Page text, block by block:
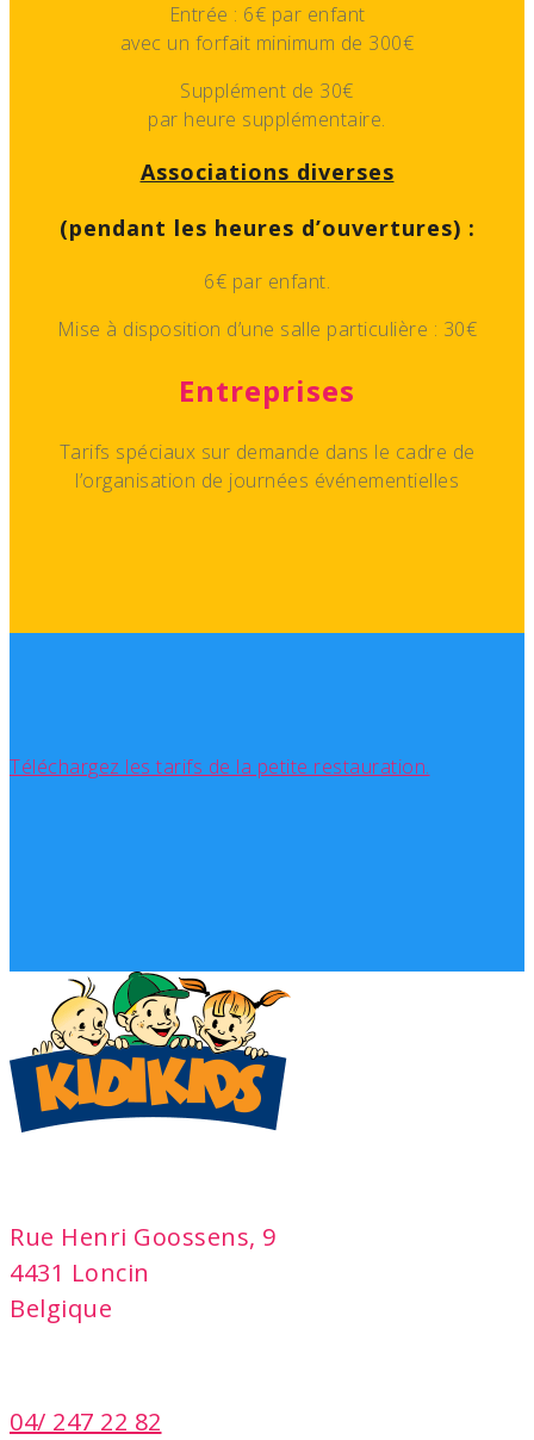
Entrée : 6€ par enfant
avec un forfait minimum de 300€
Supplément de 30€
par heure supplémentaire.
Associations diverses
(pendant les heures d’ouvertures) :
6€ par enfant.
Mise à disposition d’une salle particulière : 30€
Entreprises
Tarifs spéciaux sur demande dans le cadre de
l’organisation de journées événementielles
Téléchargez les tarifs de la petite restauration.
Rue Henri Goossens, 9
4431 Loncin
Belgique
04/ 247 22 82